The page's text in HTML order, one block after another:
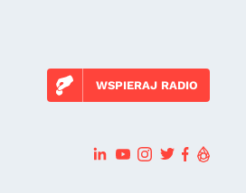
WSPIERAJ RADIO